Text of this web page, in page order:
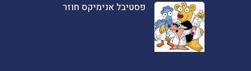
פסטיבל אנימיקס חוזר